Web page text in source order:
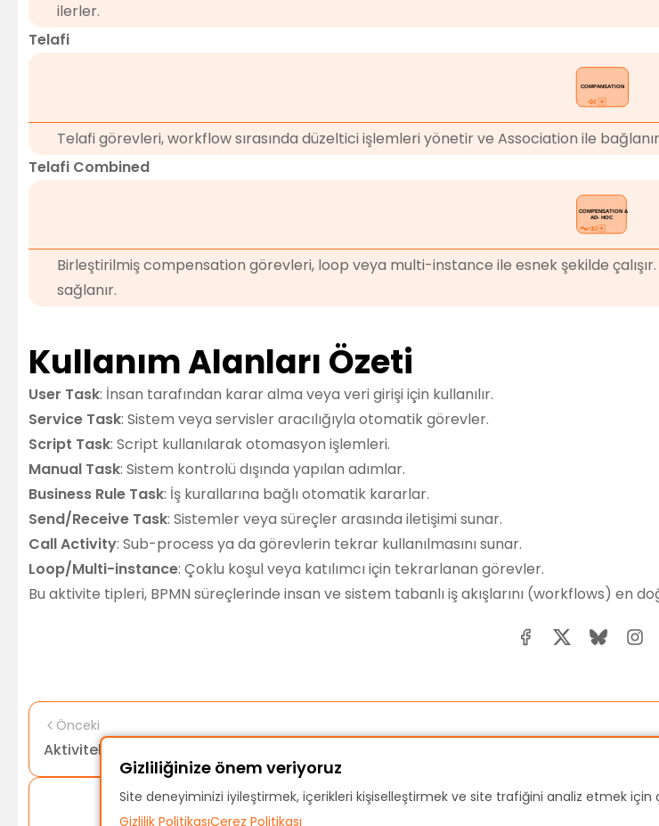
ilerler.
Telafi
Telafi görevleri, workflow sırasında düzeltici işlemleri yönetir ve Association ile
Telafi Combined
Birleştirilmiş compensation görevleri, loop veya multi-instance ile esnek şekilde
sağlanır.
Kullanım Alanları Özeti
User Task: İnsan tarafından karar alma veya veri girişi için kullanılır.
Service Task: Sistem veya servisler aracılığıyla otomatik görevler.
Script Task: Script kullanılarak otomasyon işlemleri.
Manual Task: Sistem kontrolü dışında yapılan adımlar.
Business Rule Task: İş kurallarına bağlı otomatik kararlar.
Send/Receive Task: Sistemler veya süreçler arasında iletişimi sunar.
Call Activity: Sub-process ya da görevlerin tekrar kullanılmasını sunar.
Loop/Multi-instance: Çoklu koşul veya katılımcı için tekrarlanan görevler.
Bu aktivite tipleri, BPMN süreçlerinde insan ve sistem tabanlı iş akışlarını (workflows) en
Önceki
Aktiviteler
Gizliliğinize önem veriyoruz
Site deneyiminizi iyileştirmek, içerikleri kişiselleştirmek ve site trafiğini analiz etmek için
Gizlilik PolitikasıÇerez Politikası